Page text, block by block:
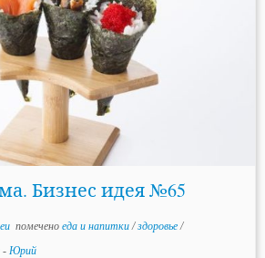
Бизнес идея №65
помечено еда и напитки/здоровье/
- Юрий